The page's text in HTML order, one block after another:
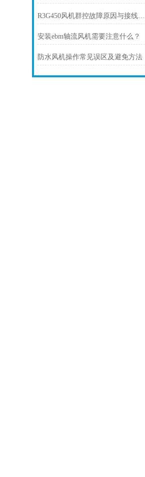
R3G450风机群控故障原因与接线避坑指南
安装ebm轴流风机需要注意什么？
防水风机操作常见误区及避免方法